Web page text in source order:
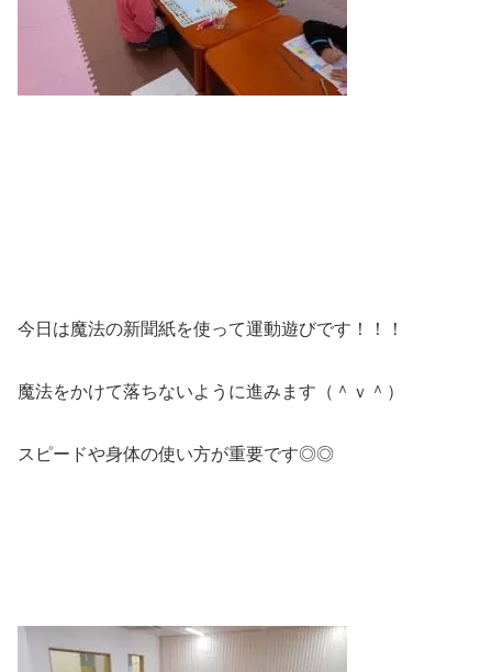
今日は魔法の新聞紙を使って運動遊びです！！！
魔法をかけて落ちないように進みます（＾ｖ＾）
スピードや身体の使い方が重要です◎◎